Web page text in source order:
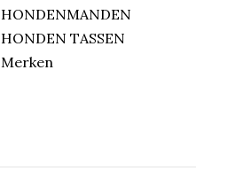
HONDENMANDEN
HONDEN TASSEN
Merken